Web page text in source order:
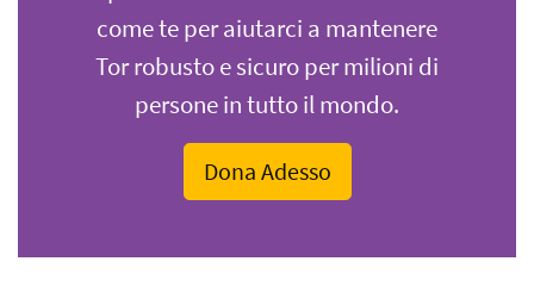
come te per aiutarci a mantenere
Tor robusto e sicuro per milioni di
persone in tutto il mondo.
Dona Adesso